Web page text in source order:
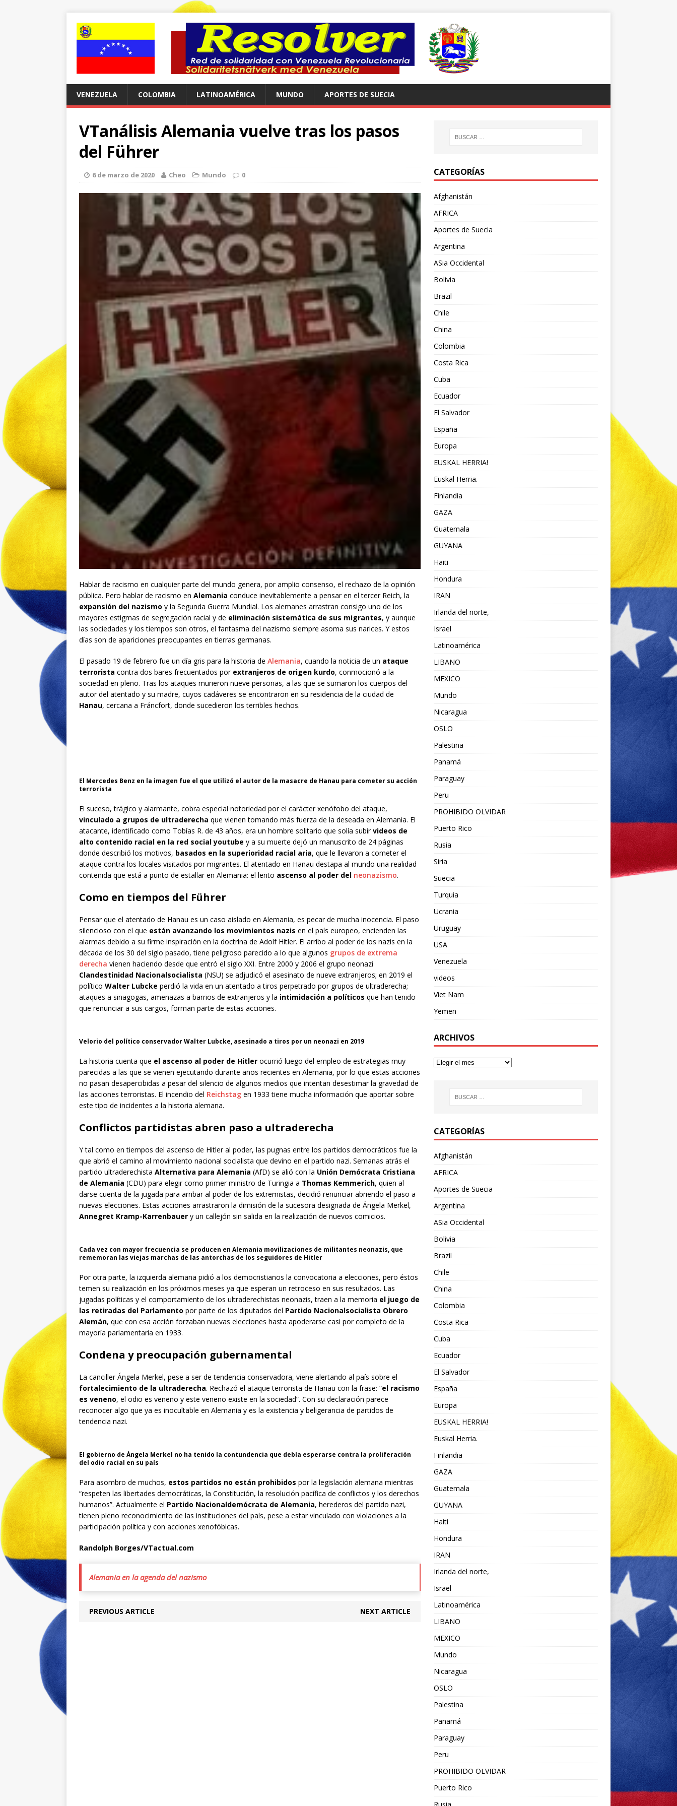
VENEZUELA COLOMBIA LATINOAMÉRICA MUNDO APORTES DE SUECIA
VTanálisis Alemania vuelve tras los pasos
del Führer
6 de marzo de 2020 Cheo Mundo 0
Hablar de racismo en cualquier parte del mundo genera, por amplio consenso, el rechazo de la opinión
pública. Pero hablar de racismo en Alemania conduce inevitablemente a pensar en el tercer Reich, la
expansión del nazismo y la Segunda Guerra Mundial. Los alemanes arrastran consigo uno de los
mayores estigmas de segregación racial y de eliminación sistemática de sus migrantes, y aunque
las sociedades y los tiempos son otros, el fantasma del nazismo siempre asoma sus narices. Y estos
días son de apariciones preocupantes en tierras germanas.
El pasado 19 de febrero fue un día gris para la historia de Alemania, cuando la noticia de un ataque
terrorista contra dos bares frecuentados por extranjeros de origen kurdo, conmocionó a la
sociedad en pleno. Tras los ataques murieron nueve personas, a las que se sumaron los cuerpos del
autor del atentado y su madre, cuyos cadáveres se encontraron en su residencia de la ciudad de
Hanau, cercana a Fráncfort, donde sucedieron los terribles hechos.
El Mercedes Benz en la imagen fue el que utilizó el autor de la masacre de Hanau para cometer su acción
terrorista
El suceso, trágico y alarmante, cobra especial notoriedad por el carácter xenófobo del ataque,
vinculado a grupos de ultraderecha que vienen tomando más fuerza de la deseada en Alemania. El
atacante, identificado como Tobías R. de 43 años, era un hombre solitario que solía subirvideos de
alto contenido racial en la red social youtube y a su muerte dejó un manuscrito de 24 páginas
donde describió los motivos, basados en la superioridad racial aria, que le llevaron a cometer el
ataque contra los locales visitados por migrantes. El atentado en Hanau destapa al mundo una realidad
contenida que está a punto de estallar en Alemania: el lento ascenso al poder del neonazismo.
Como en tiempos del Führer
Pensar que el atentado de Hanau es un caso aislado en Alemania, es pecar de mucha inocencia. El paso
silencioso con el que están avanzando los movimientos nazis en el país europeo, encienden las
alarmas debido a su firme inspiración en la doctrina de Adolf Hitler. El arribo al poder de los nazis en la
década de los 30 del siglo pasado, tiene peligroso parecido a lo que algunos grupos de extrema
derecha vienen haciendo desde que entró el siglo XXI. Entre 2000 y 2006 el grupo neonazi
Clandestinidad Nacionalsocialista (NSU) se adjudicó el asesinato de nueve extranjeros; en 2019 el
político Walter Lubcke perdió la vida en un atentado a tiros perpetrado por grupos de ultraderecha;
ataques a sinagogas, amenazas a barrios de extranjeros y la intimidación a políticos que han tenido
que renunciar a sus cargos, forman parte de estas acciones.
Velorio del político conservador Walter Lubcke, asesinado a tiros por un neonazi en 2019
La historia cuenta que el ascenso al poder de Hitler ocurrió luego del empleo de estrategias muy
parecidas a las que se vienen ejecutando durante años recientes en Alemania, por lo que estas acciones
no pasan desapercibidas a pesar del silencio de algunos medios que intentan desestimar la gravedad de
las acciones terroristas. El incendio del Reichstag en 1933 tiene mucha información que aportar sobre
este tipo de incidentes a la historia alemana.
Conflictos partidistas abren paso a ultraderecha
Y tal como en tiempos del ascenso de Hitler al poder, las pugnas entre los partidos democráticos fue la
que abrió el camino al movimiento nacional socialista que devino en el partido nazi. Semanas atrás el
partido ultraderechista Alternativa para Alemania (AfD) se alió con la Unión Demócrata Cristiana
de Alemania (CDU) para elegir como primer ministro de Turingia a Thomas Kemmerich, quien al
darse cuenta de la jugada para arribar al poder de los extremistas, decidió renunciar abriendo el paso a
nuevas elecciones. Estas acciones arrastraron la dimisión de la sucesora designada de Ángela Merkel,
Annegret Kramp-Karrenbauer y un callejón sin salida en la realización de nuevos comicios.
Cada vez con mayor frecuencia se producen en Alemania movilizaciones de militantes neonazis, que
rememoran las viejas marchas de las antorchas de los seguidores de Hitler
Por otra parte, la izquierda alemana pidió a los democristianos la convocatoria a elecciones, pero éstos
temen su realización en los próximos meses ya que esperan un retroceso en sus resultados. Las
jugadas políticas y el comportamiento de los ultraderechistas neonazis, traen a la memoria el juego de
las retiradas del Parlamento por parte de los diputados del Partido Nacionalsocialista Obrero
Alemán, que con esa acción forzaban nuevas elecciones hasta apoderarse casi por completo de la
mayoría parlamentaria en 1933.
Condena y preocupación gubernamental
La canciller Ángela Merkel, pese a ser de tendencia conservadora, viene alertando al país sobre el
fortalecimiento de la ultraderecha. Rechazó el ataque terrorista de Hanau con la frase: “el racismo
es veneno, el odio es veneno y este veneno existe en la sociedad”. Con su declaración parece
reconocer algo que ya es inocultable en Alemania y es la existencia y beligerancia de partidos de
tendencia nazi.
El gobierno de Ángela Merkel no ha tenido la contundencia que debía esperarse contra la proliferación
del odio racial en su país
Para asombro de muchos, estos partidos no están prohibidos por la legislación alemana mientras
“respeten las libertades democráticas, la Constitución, la resolución pacífica de conflictos y los derechos
humanos”. Actualmente el Partido Nacionaldemócrata de Alemania, herederos del partido nazi,
tienen pleno reconocimiento de las instituciones del país, pese a estar vinculado con violaciones a la
participación política y con acciones xenofóbicas.
Randolph Borges/VTactual.com
Alemania en la agenda del nazismo
PREVIOUS ARTICLE NEXT ARTICLE
CATEGORÍAS
Afghanistán
AFRICA
Aportes de Suecia
Argentina
ASia Occidental
Bolivia
Brazil
Chile
China
Colombia
Costa Rica
Cuba
Ecuador
El Salvador
España
Europa
EUSKAL HERRIA!
Euskal Herria.
Finlandia
GAZA
Guatemala
GUYANA
Haiti
Hondura
IRAN
Irlanda del norte,
Israel
Latinoamérica
LIBANO
MEXICO
Mundo
Nicaragua
OSLO
Palestina
Panamá
Paraguay
Peru
PROHIBIDO OLVIDAR
Puerto Rico
Rusia
Siria
Suecia
Turquia
Ucrania
Uruguay
USA
Venezuela
videos
Viet Nam
Yemen
ARCHIVOS
CATEGORÍAS
Afghanistán
AFRICA
Aportes de Suecia
Argentina
ASia Occidental
Bolivia
Brazil
Chile
China
Colombia
Costa Rica
Cuba
Ecuador
El Salvador
España
Europa
EUSKAL HERRIA!
Euskal Herria.
Finlandia
GAZA
Guatemala
GUYANA
Haiti
Hondura
IRAN
Irlanda del norte,
Israel
Latinoamérica
LIBANO
MEXICO
Mundo
Nicaragua
OSLO
Palestina
Panamá
Paraguay
Peru
PROHIBIDO OLVIDAR
Puerto Rico